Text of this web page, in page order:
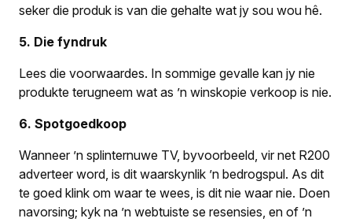
seker die produk is van die gehalte wat jy sou wou hê.
5. Die fyndruk
Lees die voorwaardes. In sommige gevalle kan jy nie
produkte terugneem wat as ’n winskopie verkoop is nie.
6. Spotgoedkoop
Wanneer ’n splinternuwe TV, byvoorbeeld, vir net R200
adverteer word, is dit waarskynlik ’n bedrogspul. As dit
te goed klink om waar te wees, is dit nie waar nie. Doen
navorsing; kyk na ’n webtuiste se resensies, en of ’n